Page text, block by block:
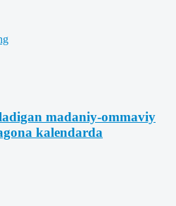
madaniy-ommaviy
kalendarda